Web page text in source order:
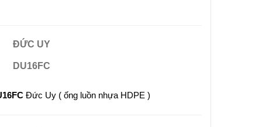
ĐỨC UY
DU16FC
Đức Uy ( ống luồn nhựa HDPE )